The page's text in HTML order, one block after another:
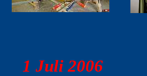
1 Juli 2006